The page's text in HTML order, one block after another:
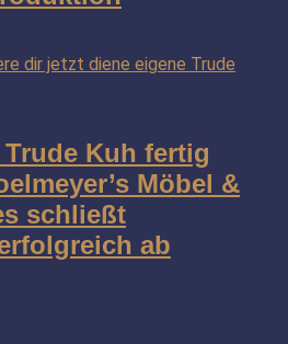
Kuh fertig
Möbel &
schließt
ab